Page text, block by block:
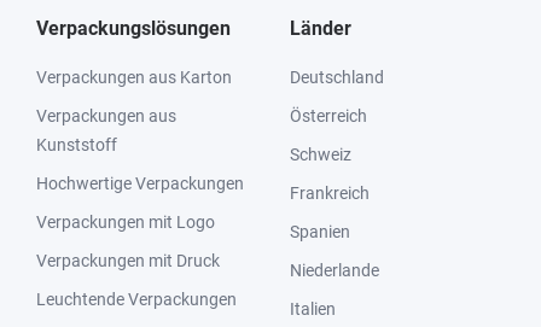
Verpackungslösungen
Verpackungen aus Karton
Verpackungen aus
Kunststoff
Hochwertige Verpackungen
Verpackungen mit Logo
Verpackungen mit Druck
Leuchtende Verpackungen
Länder
Deutschland
Österreich
Schweiz
Frankreich
Spanien
Niederlande
Italien